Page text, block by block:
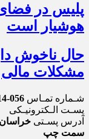
پلیس در
هوشیار است
حال ناخوش
مشکلات مالی
شـماره تمـاس 056-32222014
پسـت الـکترونیـکی
آدرس پسـتی
سمت چپ